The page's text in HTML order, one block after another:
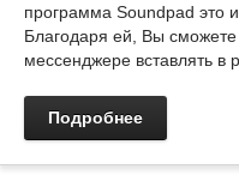
программа Soundpad это
Благодаря ей, Вы
мессенджере вставлять в
Подробнее